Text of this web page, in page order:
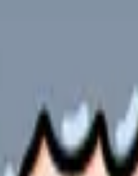
の職場を見つけるための重要なステ
できます
サービスの最新条件は公的機関・
す。